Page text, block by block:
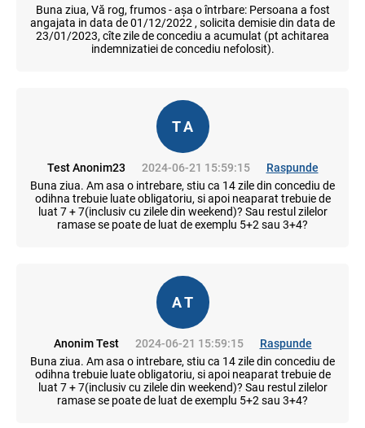
Buna ziua, Vă rog, frumos - așa o întrbare: Persoana a fost
angajata in data de 01/12/2022 , solicita demisie din data de
23/01/2023, cîte zile de concediu a acumulat (pt achitarea
indemnizatiei de concediu nefolosit).
T A
Test Anonim23 2024-06-21 15:59:15
Raspunde
Buna ziua. Am asa o intrebare, stiu ca 14 zile din concediu de
odihna trebuie luate obligatoriu, si apoi neaparat trebuie de
luat 7 + 7(inclusiv cu zilele din weekend)? Sau restul zilelor
ramase se poate de luat de exemplu 5+2 sau 3+4?
A T
Anonim Test 2024-06-21 15:59:15
Raspunde
Buna ziua. Am asa o intrebare, stiu ca 14 zile din concediu de
odihna trebuie luate obligatoriu, si apoi neaparat trebuie de
luat 7 + 7(inclusiv cu zilele din weekend)? Sau restul zilelor
ramase se poate de luat de exemplu 5+2 sau 3+4?